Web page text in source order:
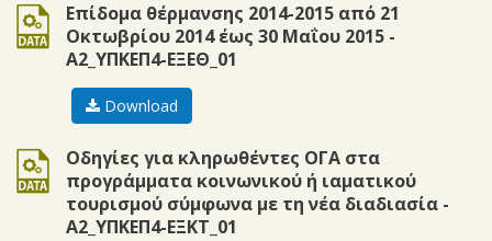
Επίδομα θέρμανσης 2014-2015 από 21
Οκτωβρίου 2014 έως 30 Μαΐου 2015 -
Α2_ΥΠΚΕΠ4-ΕΞΕΘ_01
doc
Download
Οδηγίες για κληρωθέντες ΟΓΑ στα
προγράμματα κοινωνικού ή ιαματικού
τουρισμού σύμφωνα με τη νέα διαδιασία -
Α2_ΥΠΚΕΠ4-ΕΞΚΤ_01
doc